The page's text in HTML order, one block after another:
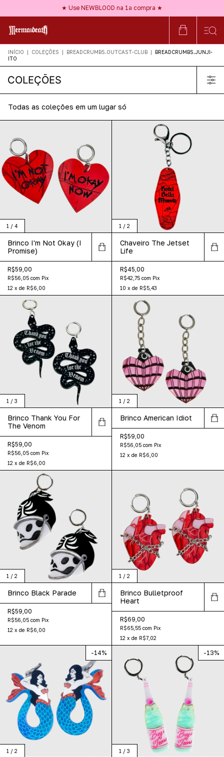
★ Use NEWBLOOD na 1ª compra ★
★ Nossos acessórios são HIPOALERGÊNICOS ★
INÍCIO | COLEÇÕES | BREADCRUMBS.OUTCAST-CLUB |
BREADCRUMBS.JUNJI-
ITO
COLEÇÕES
Todas as coleções em um lugar só
1 / 4
Brinco I'm Not Okay (I
Promise)
R$59,00
R$56,05 com Pix
12 x de R$6,00
1 / 2
Chaveiro The Jetset
Life
R$45,00
R$42,75 com Pix
10 x de R$5,43
1 / 3
Brinco Thank You For
The Venom
R$59,00
R$56,05 com Pix
12 x de R$6,00
1 / 2
Brinco American Idiot
R$59,00
R$56,05 com Pix
12 x de R$6,00
1 / 2
Brinco Black Parade
R$59,00
R$56,05 com Pix
12 x de R$6,00
1 / 2
Brinco Bulletproof
Heart
R$69,00
R$65,55 com Pix
12 x de R$7,02
1 / 2
-14%
1 / 3
-13%